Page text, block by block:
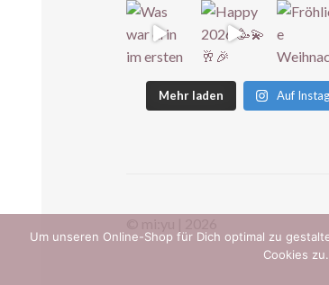
Mehr laden Auf
Um unseren Online-Shop für Dich optimal zu
Cookies